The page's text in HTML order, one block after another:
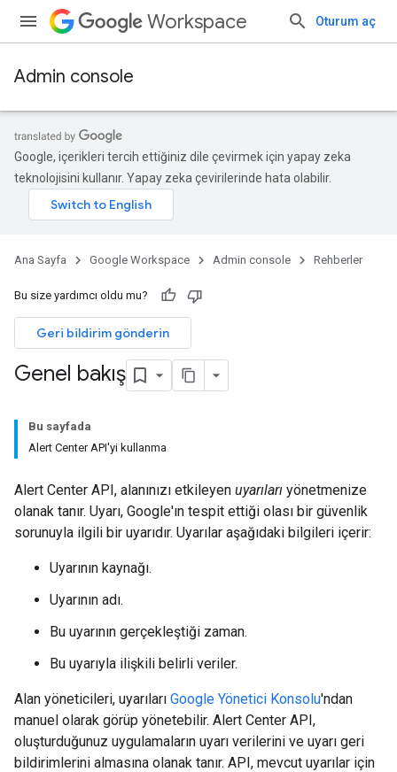
Workspace Oturum aç
Admin console
Google, içerikleri tercih ettiğiniz dile çevirmek için yapay zeka
teknolojisini kullanır. Yapay zeka çevirilerinde hata olabilir.
Ana Sayfa Google Workspace Admin console Rehberler
Bu size yardımcı oldu mu?
Geri bildirim gönderin
Genel bakış
Bu sayfada
Alert Center API'yi kullanma
Alert Center API, alanınızı etkileyen uyarıları yönetmenize
olanak tanır. Uyarı, Google'ın tespit ettiği olası bir güvenlik
sorunuyla ilgili bir uyarıdır. Uyarılar aşağıdaki bilgileri içerir:
Uyarının kaynağı.
Uyarının adı.
Bu uyarının gerçekleştiği zaman.
Bu uyarıyla ilişkili belirli veriler.
Alan yöneticileri, uyarıları Google Yönetici Konsolu'ndan
manuel olarak görüp yönetebilir. Alert Center API,
oluşturduğunuz uygulamaların uyarı verilerini ve uyarı geri
bildirimlerini almasına olanak tanır. API, mevcut uyarılar için